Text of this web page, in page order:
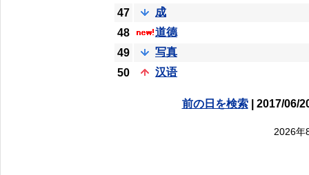
47
成
48
道德
49
写真
50
汉语
前の日を検索| 2017/06/
2026年